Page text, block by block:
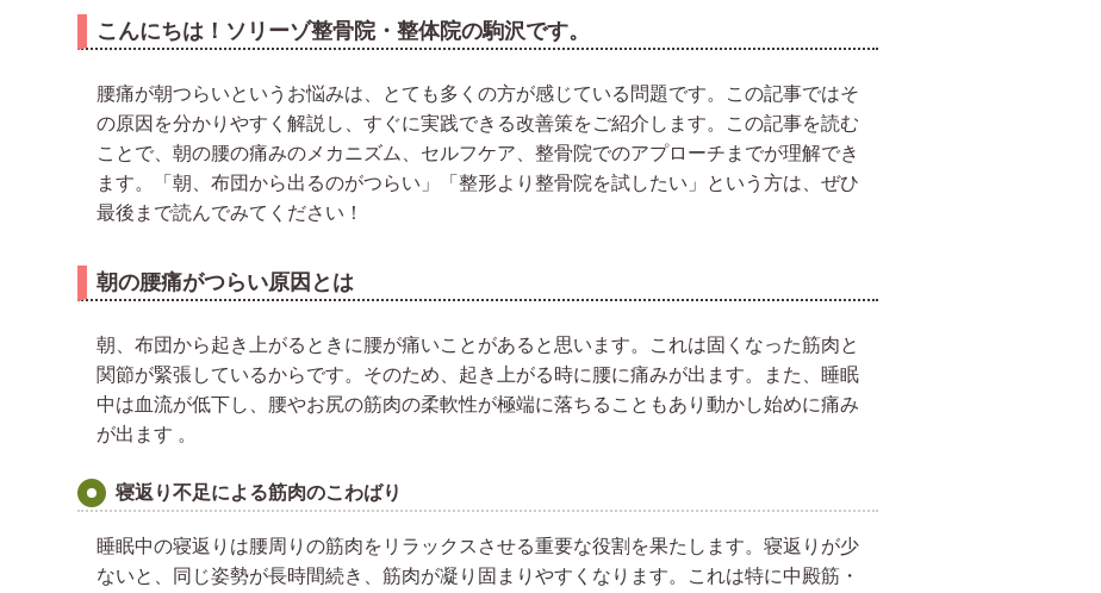
こんにちは！ソリーゾ整骨院・整体院の駒沢です。
腰痛が朝つらいというお悩みは、とても多くの方が感じている問題です。この記事ではそ
の原因を分かりやすく解説し、すぐに実践できる改善策をご紹介します。この記事を読む
ことで、朝の腰の痛みのメカニズム、セルフケア、整骨院でのアプローチまでが理解でき
ます。「朝、布団から出るのがつらい」「整形より整骨院を試したい」という方は、ぜひ
最後まで読んでみてください！
朝の腰痛がつらい原因とは
朝、布団から起き上がるときに腰が痛いことがあると思います。これは固くなった筋肉と
関節が緊張しているからです。そのため、起き上がる時に腰に痛みが出ます。また、睡眠
中は血流が低下し、腰やお尻の筋肉の柔軟性が極端に落ちることもあり動かし始めに痛み
が出ます 。
寝返り不足による筋肉のこわばり
睡眠中の寝返りは腰周りの筋肉をリラックスさせる重要な役割を果たします。寝返りが少
ないと、同じ姿勢が長時間続き、筋肉が凝り固まりやすくなります。これは特に中殿筋・